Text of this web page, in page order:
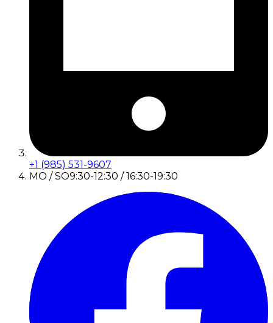
+1 (985) 531-9607
MO / SO9:30-12:30 / 16:30-19:30